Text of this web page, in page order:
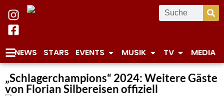
NEWS STARS EVENTS MUSIK TV MEDIA
„Schlagerchampions“ 2024: Weitere Gäste
von Florian Silbereisen offiziell